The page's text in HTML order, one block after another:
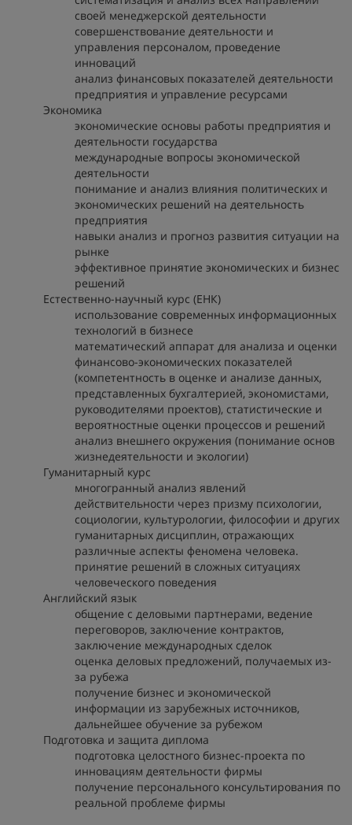
своей менеджерской деятельности
совершенствование деятельности и
управления персоналом, проведение
инноваций
анализ финансовых показателей деятельности
предприятия и управление ресурсами
Экономика
экономические основы работы предприятия и
деятельности государства
международные вопросы экономической
деятельности
понимание и анализ влияния политических и
экономических решений на деятельность
предприятия
навыки анализ и прогноз развития ситуации на
рынке
эффективное принятие экономических и бизнес
решений
Естественно-научный курс (ЕНК)
использование современных информационных
технологий в бизнесе
математический аппарат для анализа и оценки
финансово-экономических показателей
(компетентность в оценке и анализе данных,
представленных бухгалтерией, экономистами,
руководителями проектов), статистические и
вероятностные оценки процессов и решений
анализ внешнего окружения (понимание основ
жизнедеятельности и экологии)
Гуманитарный курс
многогранный анализ явлений
действительности через призму психологии,
социологии, культурологии, философии и других
гуманитарных дисциплин, отражающих
различные аспекты феномена человека.
принятие решений в сложных ситуациях
человеческого поведения
Английский язык
общение с деловыми партнерами, ведение
переговоров, заключение контрактов,
заключение международных сделок
оценка деловых предложений, получаемых из-
за рубежа
получение бизнес и экономической
информации из зарубежных источников,
дальнейшее обучение за рубежом
Подготовка и защита диплома
подготовка целостного бизнес-проекта по
инновациям деятельности фирмы
получение персонального консультирования по
реальной проблеме фирмы